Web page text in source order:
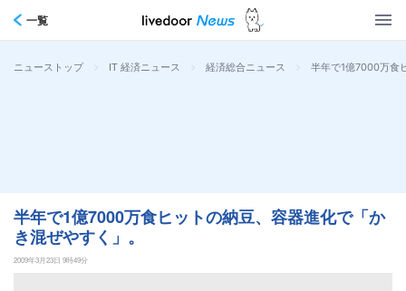
一覧
ニューストップ > IT 経済ニュース > 経済総合ニュース > 半年で1億7000万食
半年で1億7000万食ヒットの納豆、容器進化で「か
き混ぜやすく」。
2009年3月23日 9時49分